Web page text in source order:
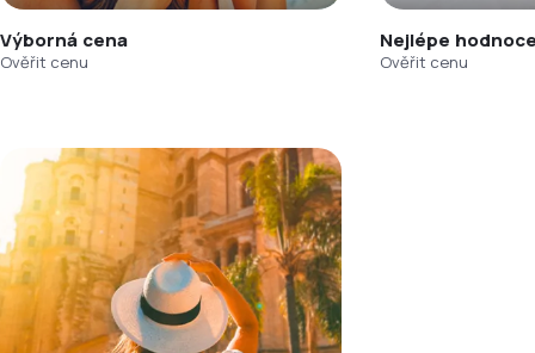
Výborná cena
Ověřit cenu
Nejlépe
Ověřit cenu